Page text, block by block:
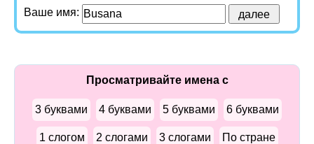
Ваше имя:
Просматривайте имена с
3 буквами 4 буквами 5 буквами 6 буквами
1 слогом 2 слогами 3 слогами По стране